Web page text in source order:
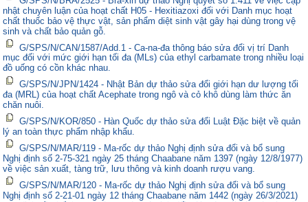
nhật chuyên luận của hoạt chất H05 - Hexitiazoxi đối với Danh mục hoạt
chất thuốc bảo vệ thực vật, sản phẩm diệt sinh vật gây hại dùng trong vệ
sinh và chất bảo quản gỗ.
G/SPS/N/CAN/1587/Add.1 - Ca-na-đa thông báo sửa đổi vị trí Danh
mục đối với mức giới hạn tối đa (MLs) của ethyl carbamate trong nhiều loại
đồ uống có cồn khác nhau.
G/SPS/N/JPN/1424 - Nhật Bản dự thảo sửa đổi giới hạn dư lượng tối
đa (MRL) của hoạt chất Acephate trong ngô và cỏ khô dùng làm thức ăn
chăn nuôi.
G/SPS/N/KOR/850 - Hàn Quốc dự thảo sửa đổi Luật Đặc biệt về quản
lý an toàn thực phẩm nhập khẩu.
G/SPS/N/MAR/119 - Ma-rốc dự thảo Nghị định sửa đổi và bổ sung
Nghị định số 2-75-321 ngày 25 tháng Chaabane năm 1397 (ngày 12/8/1977)
về việc sản xuất, tàng trữ, lưu thông và kinh doanh rượu vang.
G/SPS/N/MAR/120 - Ma-rốc dự thảo Nghị định sửa đổi và bổ sung
Nghị định số 2-21-01 ngày 12 tháng Chaabane năm 1442 (ngày 26/3/2021)